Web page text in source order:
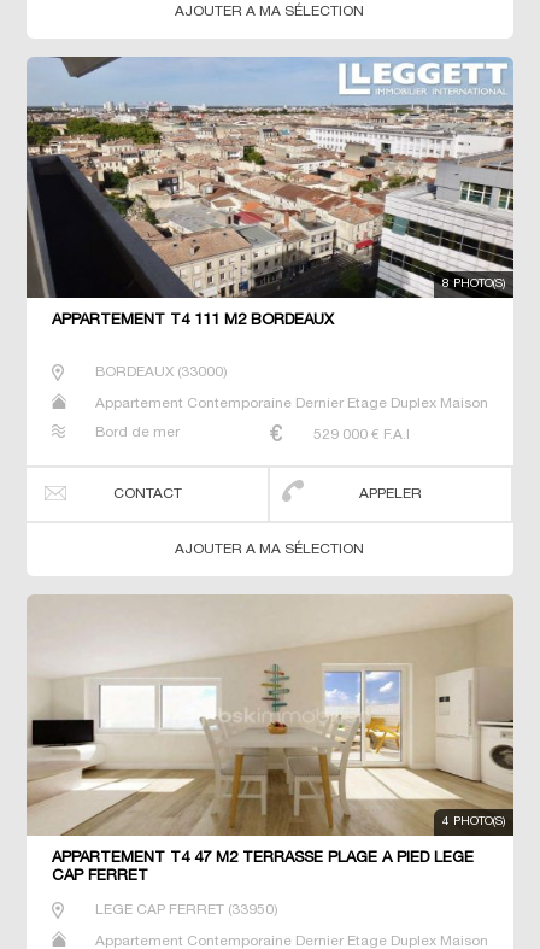
AJOUTER A MA SÉLECTION
8 PHOTO(S)
APPARTEMENT T4 111 M2 BORDEAUX
BORDEAUX(33000)
Appartement Contemporaine Dernier Etage Duplex Maison
Bord de mer
529 000 € F.A.I
CONTACT APPELER
AJOUTER A MA SÉLECTION
4 PHOTO(S)
APPARTEMENT T4 47 M2 TERRASSE PLAGE À PIED LEGE
CAP FERRET
LEGE CAP FERRET(33950)
Appartement Contemporaine Dernier Etage Duplex Maison